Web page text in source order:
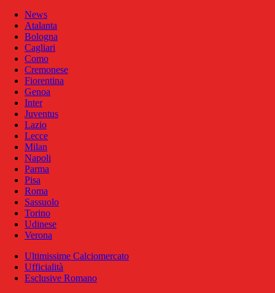
News
Atalanta
Bologna
Cagliari
Como
Cremonese
Fiorentina
Genoa
Inter
Juventus
Lazio
Lecce
Milan
Napoli
Parma
Pisa
Roma
Sassuolo
Torino
Udinese
Verona
Ultimissime Calciomercato
Ufficialità
Esclusive Romano